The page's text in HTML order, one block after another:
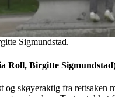
Sigmundstad.
Roll, Birgitte
skøyeraktig fra